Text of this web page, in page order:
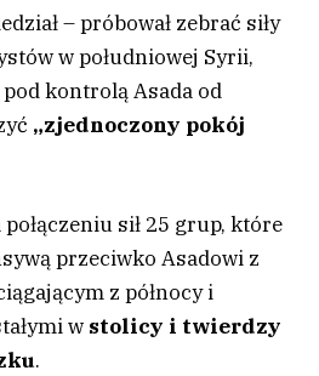
– próbował zebrać siły
w południowej Syrii,
kontrolą Asada od
„zjednoczony pokój
połączeniu sił 25 grup, które
przeciwko Asadowi z
z północy i
w stolicy i twierdzy
.